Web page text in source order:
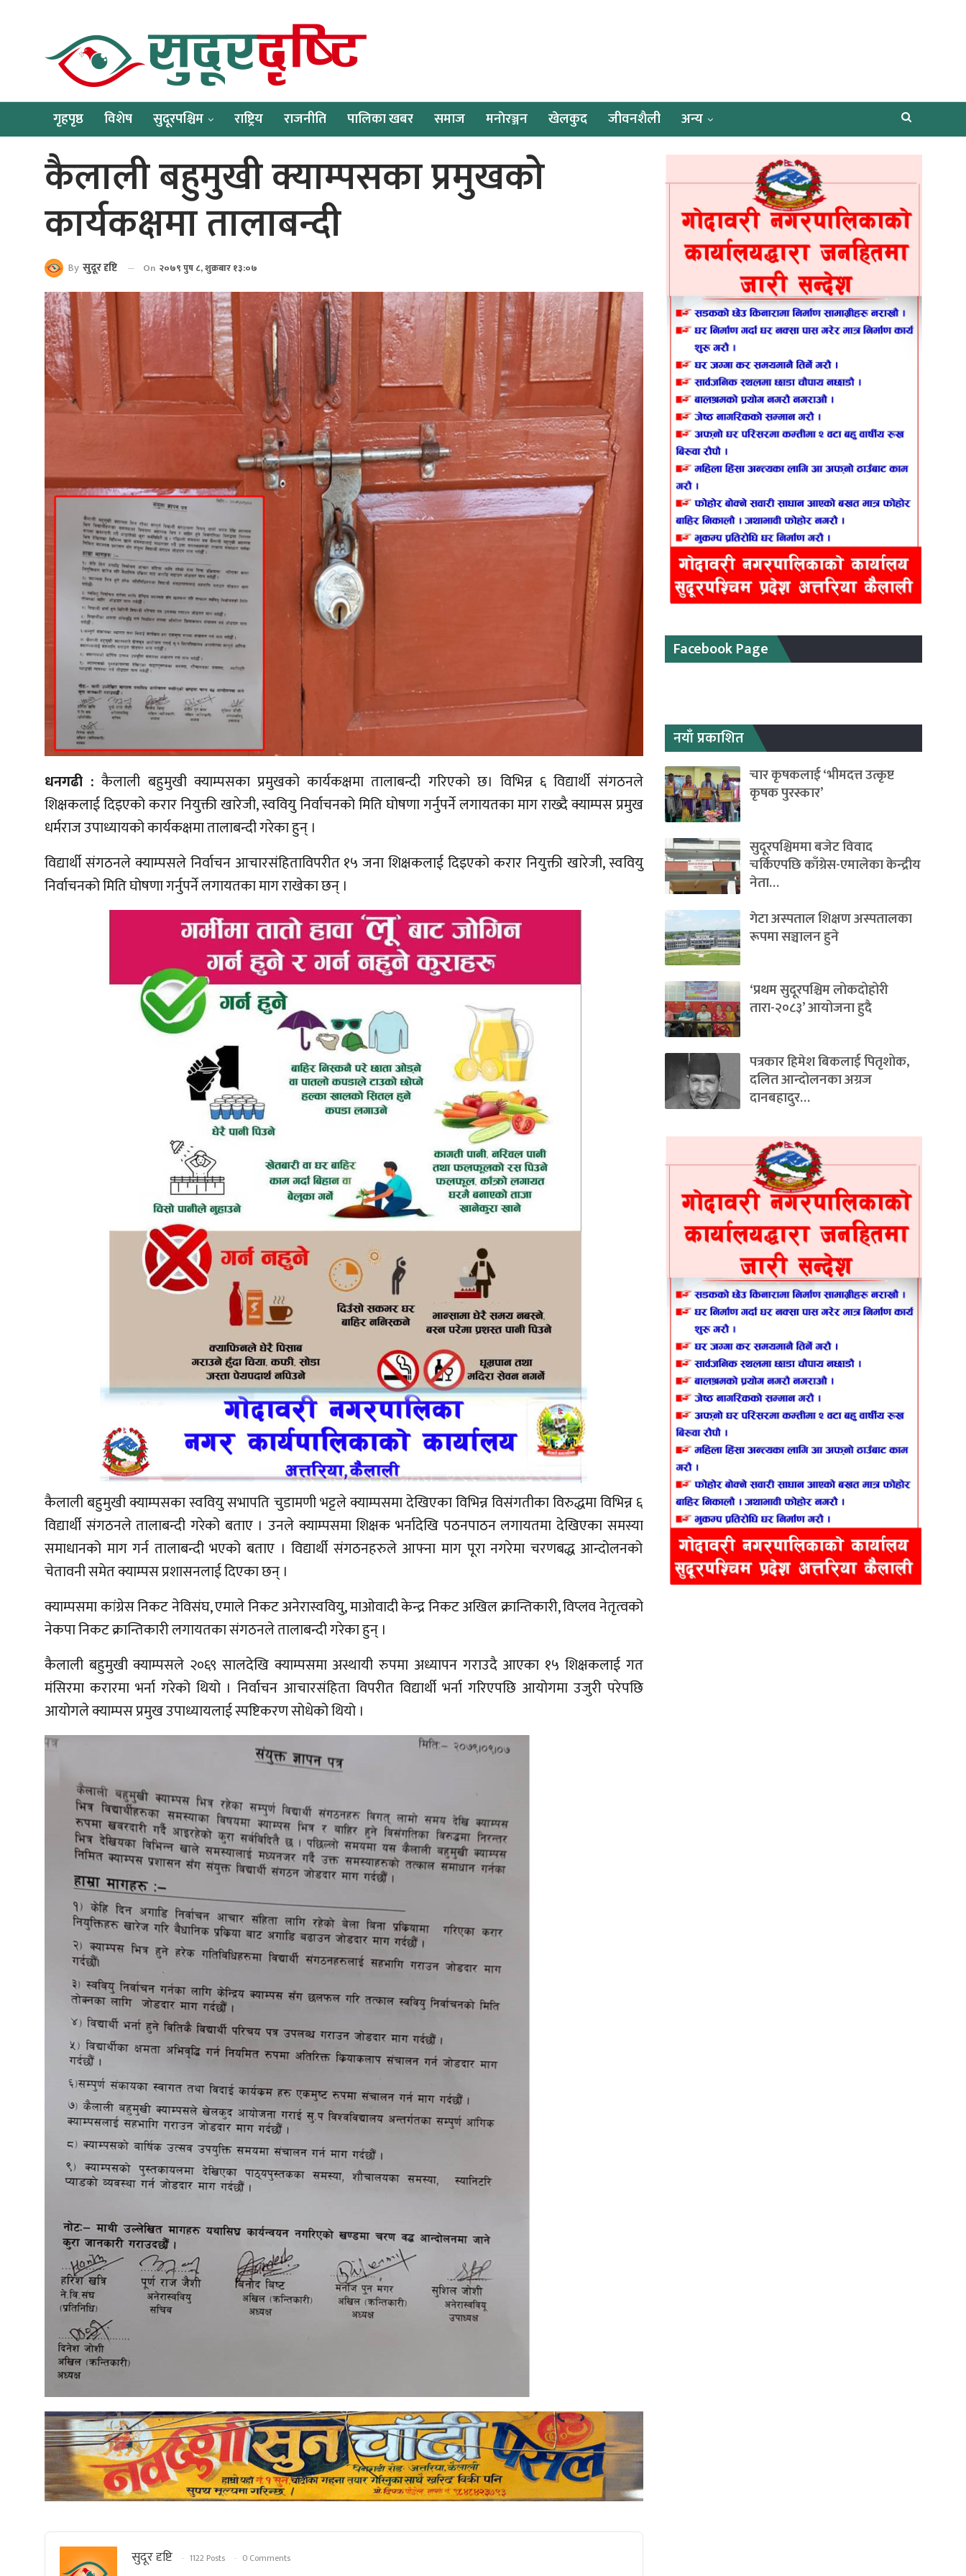
गृहपृष्ठ विशेष सुदूरपश्चिम राष्ट्रिय राजनीति पालिका खबर समाज मनाेरञ्जन खेलकुद जीवनशैली अन्य
कैलाली बहुमुखी क्याम्पसका प्रमुखको
कार्यकक्षमा तालाबन्दी
By सुदूर दृष्टि On २०७९ पुष ८, शुक्रबार १३:०७
धनगढी : कैलाली बहुमुखी क्याम्पसका प्रमुखको कार्यकक्षमा तालाबन्दी गरिएको छ। विभिन्न ६ विद्यार्थी संगठनले
शिक्षकलाई दिइएको करार नियुक्ती खारेजी, स्ववियु निर्वाचनको मिति घोषणा गर्नुपर्ने लगायतका माग राख्दै क्याम्पस प्रमुख
धर्मराज उपाध्यायको कार्यकक्षमा तालाबन्दी गरेका हुन् ।
विद्यार्थी संगठनले क्याम्पसले निर्वाचन आचारसंहिताविपरीत १५ जना शिक्षकलाई दिइएको करार नियुक्ती खारेजी, स्ववियु
निर्वाचनको मिति घोषणा गर्नुपर्ने लगायतका माग राखेका छन् ।
कैलाली बहुमुखी क्याम्पसका स्ववियु सभापति चुडामणी भट्टले क्याम्पसमा देखिएका विभिन्न विसंगतीका विरुद्धमा विभिन्न ६
विद्यार्थी संगठनले तालाबन्दी गरेको बताए । उनले क्याम्पसमा शिक्षक भर्नादेखि पठनपाठन लगायतमा देखिएका समस्या
समाधानको माग गर्न तालाबन्दी भएको बताए । विद्यार्थी संगठनहरुले आफ्ना माग पूरा नगरेमा चरणबद्ध आन्दोलनको
चेतावनी समेत क्याम्पस प्रशासनलाई दिएका छन् ।
क्याम्पसमा कांग्रेस निकट नेविसंघ, एमाले निकट अनेरास्ववियु, माओवादी केन्द्र निकट अखिल क्रान्तिकारी, विप्लव नेतृत्वको
नेकपा निकट क्रान्तिकारी लगायतका संगठनले तालाबन्दी गरेका हुन् ।
कैलाली बहुमुखी क्याम्पसले २०६९ सालदेखि क्याम्पसमा अस्थायी रुपमा अध्यापन गराउदै आएका १५ शिक्षकलाई गत
मंसिरमा करारमा भर्ना गरेको थियो । निर्वाचन आचारसंहिता विपरीत विद्यार्थी भर्ना गरिएपछि आयोगमा उजुरी परेपछि
आयोगले क्याम्पस प्रमुख उपाध्यायलाई स्पष्टिकरण सोधेको थियो ।
सुदूर दृष्टि 1122 Posts 0 Comments
Facebook Page
नयाँ प्रकाशित
चार कृषकलाई ‘भीमदत्त उत्कृष्ट
कृषक पुरस्कार’
सुदूरपश्चिममा बजेट विवाद
चर्किएपछि काँग्रेस-एमालेका केन्द्रीय
नेता…
गेटा अस्पताल शिक्षण अस्पतालका
रूपमा सञ्चालन हुने
‘प्रथम सुदूरपश्चिम लोकदोहोरी
तारा-२०८३’ आयोजना हुदै
पत्रकार हिमेश बिकलाई पितृशोक,
दलित आन्दोलनका अग्रज
दानबहादुर…